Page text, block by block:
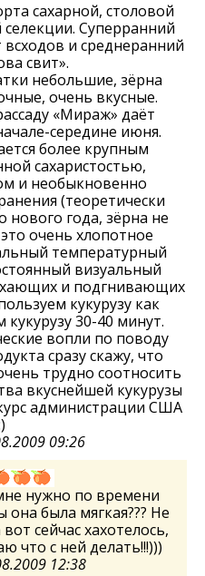
сахарной, столовой
Суперранний
и среднеранний
свит».
небольшие, зёрна
очень вкусные.
«Мираж» даёт
середине июня.
более крупным
сахаристостью,
и необыкновенно
(теоретически
года, зёрна не
очень хлопотное
температурный
визуальный
и подгнивающих
кукурузу как
30-40 минут.
вопли по поводу
сразу скажу, что
трудно соотносить
вкуснейшей кукурузы
администрации США
09:26
нужно по времени
она была мягкая??? Не
сейчас хахотелось,
что с ней делать!!!)))
12:38